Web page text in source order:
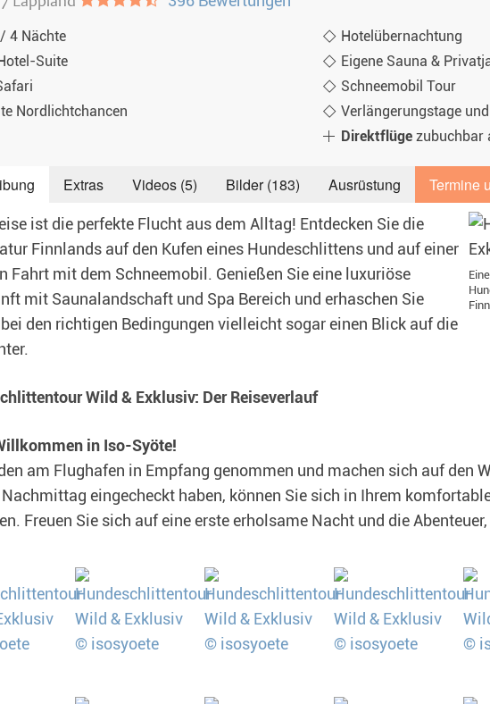
Fragen und Antworten
Teambuilding & Incentives
4 Nächte
Hotelübernachtung
Suite
Eigene Sauna &
Schneemobil Tour
Nordlichtchancen
Verlängerungstage
Direktflügezubuchbar aus
Extras Videos (5) Bilder (183) Ausrüstung Termine
ist die perfekte Flucht aus dem Alltag! Entdecken Sie die
Finnlands auf den Kufen eines Hundeschlittens und auf einer
Fahrt mit dem Schneemobil. Genießen Sie eine luxuriöse
mit Saunalandschaft und Spa Bereich und erhaschen Sie
den richtigen Bedingungen vielleicht sogar einen Blick auf die
Wild & Exklusiv: Der Reiseverlauf
in Iso-Syöte!
am Flughafen in Empfang genommen und machen sich auf den
Nachmittag eingecheckt haben, können Sie sich in Ihrem
Freuen Sie sich auf eine erste erholsame Nacht und die